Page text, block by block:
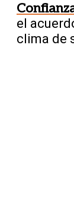
el
clima de